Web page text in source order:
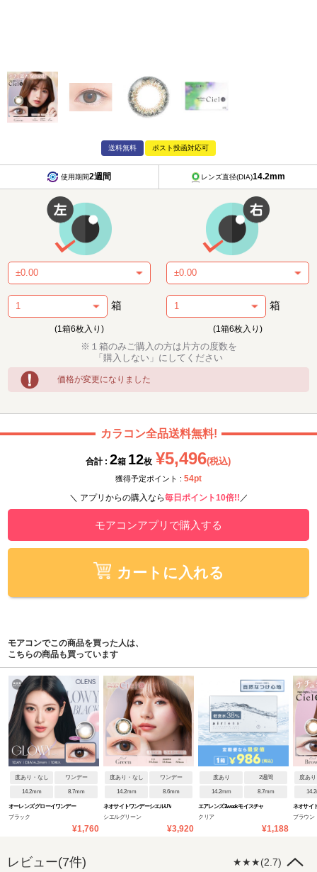
送料無料 ポスト投函対応可
使用期間2週間 レンズ直径(DIA)14.2mm
箱
(1箱6枚入り)
箱
(1箱6枚入り)
※１箱のみご購入の方は片方の度数を
「購入しない」にしてください
価格が変更になりました
カラコン全品送料無料!
合計 : 2箱 12枚 ¥5,496(税込)
獲得予定ポイント : 54pt
＼ アプリからの購入なら毎日ポイント10倍!! ／
モアコンアプリで購入する
カートに入れる
モアコンでこの商品を買った人は、
こちらの商品も買っています
度あり・なし ワンデー
14.2mm 8.7mm
オーレンズ グローイワンデー
ブラック
¥1,760
度あり・なし ワンデー
14.2mm 8.6mm
ネオサイトワンデーシエルUV
シエルグリーン
¥3,920
度あり 2週間
14.2mm 8.7mm
エアレンズ 2week モイスチャ
クリア
¥1,188
度あ
ネオサイ
ブラウン
レビュー(7件) ★★★(2.7)